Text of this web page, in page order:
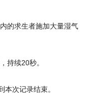
的求生者施加大量湿气
持续20秒。
本次记录结束。